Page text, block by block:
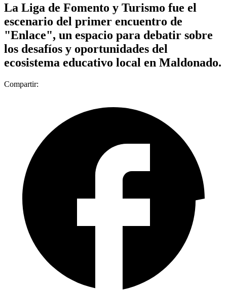
La Liga de Fomento y Turismo fue el
escenario del primer encuentro de
"Enlace", un espacio para debatir sobre
los desafíos y oportunidades del
ecosistema educativo local en Maldonado.
Compartir: